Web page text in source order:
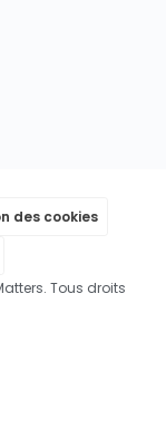
des cookies
Tous droits